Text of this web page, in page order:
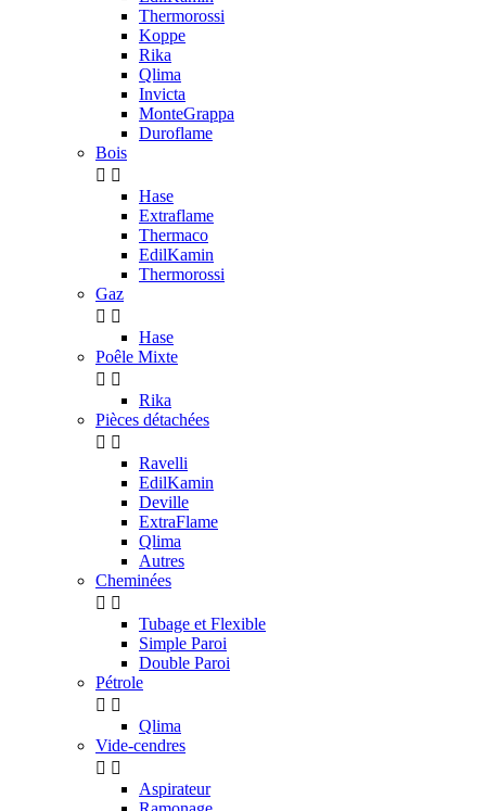
Thermorossi
Koppe
Rika
Qlima
Invicta
MonteGrappa
Duroflame
Bois
 
Hase
Extraflame
Thermaco
EdilKamin
Thermorossi
Gaz
 
Hase
Poêle Mixte
 
Rika
Pièces détachées
 
Ravelli
EdilKamin
Deville
ExtraFlame
Qlima
Autres
Cheminées
 
Tubage et Flexible
Simple Paroi
Double Paroi
Pétrole
 
Qlima
Vide-cendres
 
Aspirateur